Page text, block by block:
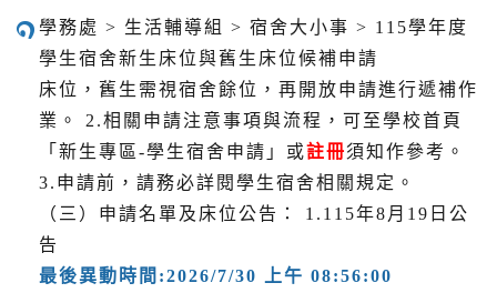
學務處 > 生活輔導組 > 宿舍大小事 > 115學年度
學生宿舍新生床位與舊生床位候補申請
床位，舊生需視宿舍餘位，再開放申請進行遞補作
業。 2.相關申請注意事項與流程，可至學校首頁
「新生專區-學生宿舍申請」或註冊須知作參考。
3.申請前，請務必詳閱學生宿舍相關規定。
（三）申請名單及床位公告： 1.115年8月19日公
告
最後異動時間:2026/7/30 上午 08:56:00